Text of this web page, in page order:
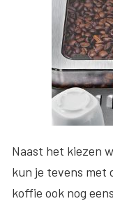
Naast het kiezen
kun je tevens met
koffie ook nog